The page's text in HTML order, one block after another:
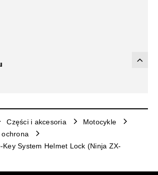
Części i akcesoria
Motocykle
System Helmet Lock (Ninja ZX-